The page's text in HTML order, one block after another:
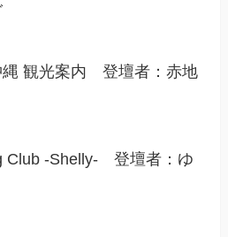
観光案内 登壇者：赤地
-Shelly- 登壇者：ゆ